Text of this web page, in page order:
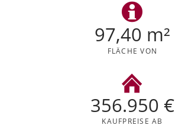
97,40 m²
FLÄCHE VON
356.950 €
KAUFPREISE AB